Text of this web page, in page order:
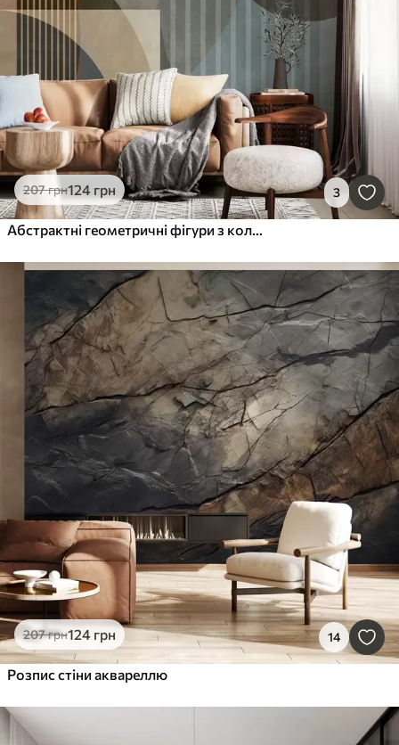
207грн124 грн 3
Абстрактні геометричні фігури з колами та лініями, приглушені землисті відтінки, фактурна багатошарова композиція
207грн124 грн 14
Розпис стіни аквареллю